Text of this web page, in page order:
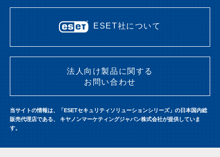
ESET社について
法人向け製品に関する
お問い合わせ
当サイトの情報は、「ESETセキュリティソリューションシリーズ」の日本国内総
販売代理店である、 キヤノンマーケティングジャパン株式会社が提供していま
す。